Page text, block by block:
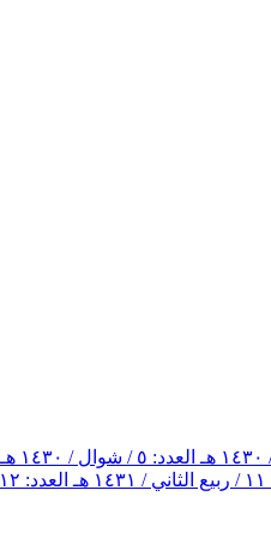
العدد: ٥ / شوال / ١٤٣٠ هـ
العدد: ١٢ / جمادي الأول / ١٤٣١ هـ